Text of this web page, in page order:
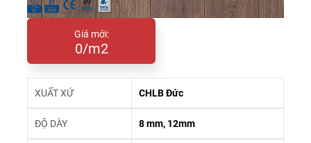
Giá mới:
0/m2
XUẤT XỨ CHLB Đức
ĐỘ DÀY 8 mm, 12mm